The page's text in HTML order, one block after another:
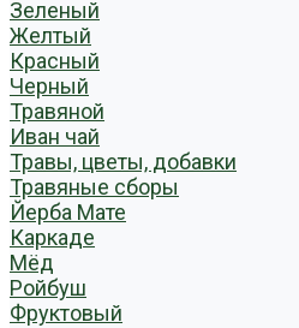
Зеленый
Желтый
Красный
Черный
Травяной
Иван чай
Травы, цветы, добавки
Травяные сборы
Йерба Мате
Каркаде
Мёд
Ройбуш
Фруктовый